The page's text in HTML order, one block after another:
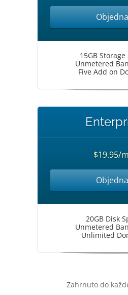
15GB Storage
Unmetered
Five Add on
$19.95/
20GB Disk
Unmetered
Unlimited
Zahrnuto do